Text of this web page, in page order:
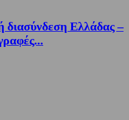
διασύνδεση Ελλάδας –